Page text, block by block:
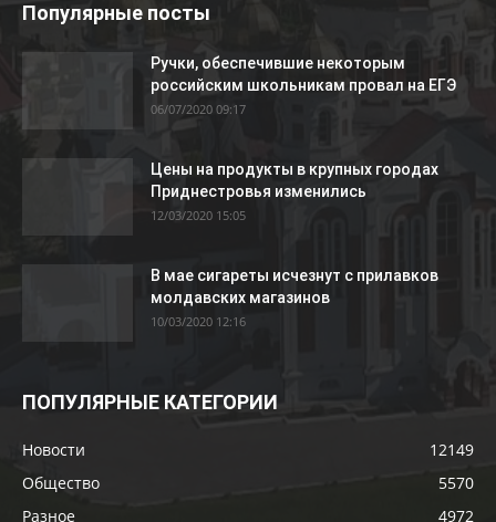
Популярные посты
Ручки, обеспечившие некоторым
российским школьникам провал на ЕГЭ
06/07/2020 09:17
Цены на продукты в крупных городах
Приднестровья изменились
12/03/2020 15:05
В мае сигареты исчезнут с прилавков
молдавских магазинов
10/03/2020 12:16
ПОПУЛЯРНЫЕ КАТЕГОРИИ
Новости
12149
Общество
5570
Разное
4972